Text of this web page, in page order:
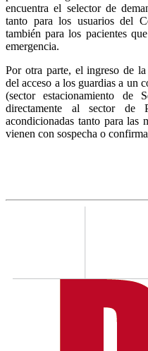
encuentra el selector de
tanto para los usuarios del
también para los pacientes
emergencia.
Por otra parte, el ingreso de la
del acceso a los guardias a un
(sector estacionamiento de
directamente al sector de
acondicionadas tanto para las
vienen con sospecha o